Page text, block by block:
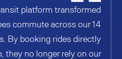
platform transformed
commute across our 14
By booking rides directly
they no longer rely on our